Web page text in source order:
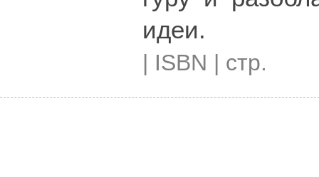
идеи.
| ISBN | стр.